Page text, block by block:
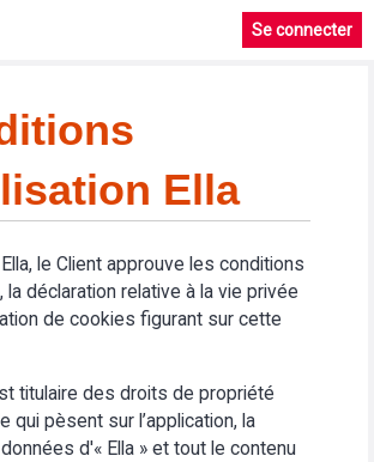
Se connecter
Ella
le Client approuve les conditions
la déclaration relative à la vie privée
de cookies figurant sur cette
titulaire des droits de propriété
qui pèsent sur l’application, la
d'« Ella » et tout le contenu